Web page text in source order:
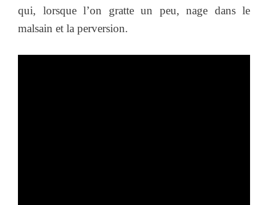
qui, lorsque l’on gratte un peu, nage dans le
malsain et la perversion.